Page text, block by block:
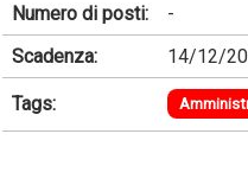
Numero di posti:
-
Scadenza:
14/12/
Tags: